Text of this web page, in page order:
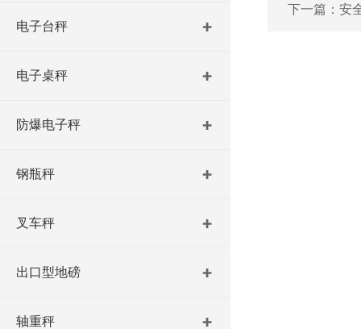
电子台秤
电子桌秤
防爆电子秤
钢瓶秤
叉车秤
出口型地磅
轴重秤
下一篇： 安